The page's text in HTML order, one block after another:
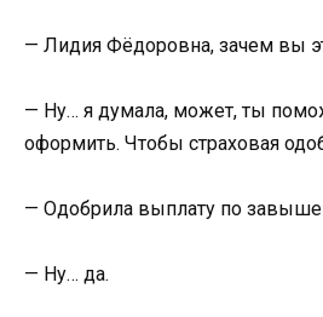
— Лидия Фёдоровна, зачем вы
— Ну… я думала, может, ты
оформить. Чтобы страховая
— Одобрила выплату по
— Ну… да.